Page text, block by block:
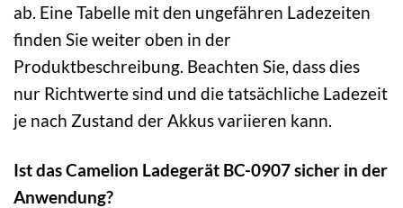
ab. Eine Tabelle mit den ungefähren Ladezeiten
finden Sie weiter oben in der
Produktbeschreibung. Beachten Sie, dass dies
nur Richtwerte sind und die tatsächliche Ladezeit
je nach Zustand der Akkus variieren kann.
Ist das Camelion Ladegerät BC-0907 sicher in der
Anwendung?